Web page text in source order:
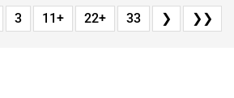
3 11+ 22+ 33 ❯ ❯❯